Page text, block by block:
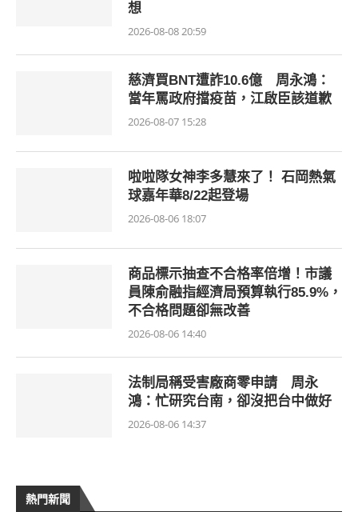
想
2026-08-08 20:59
慈濟買BNT遭詐10.6億 周永鴻：
當年罵政府擋疫苗，江啟臣該道歉
2026-08-07 15:28
啦啦隊女神李多慧來了！ 石岡熱氣
球嘉年華8/22起登場
2026-08-06 18:07
商品標示抽查不合格率倍增！市議
員陳俞融指經濟局預算執行85.9%，
不合格問題卻無改善
2026-08-06 14:40
法制局稱受害廠商零申請 周永
鴻：忙研究台南，卻沒把台中做好
2026-08-06 14:37
熱門新聞